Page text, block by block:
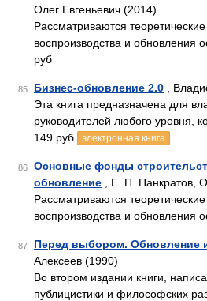
Олег Евгеньевич (2014)
Рассматриваются
воспроизводства и
руб
85 Бизнес-обновление 2.0 ,
Эта книга предназначена для
руководителей любого уровня,
149 руб
электронная книга
86
Основные фонды
обновление , Е. П. Панкратов,
Рассматриваются
воспроизводства и
87 Перед выбором. Обновление
Алексеев (1990)
Во втором издании книги,
публицистики и философских